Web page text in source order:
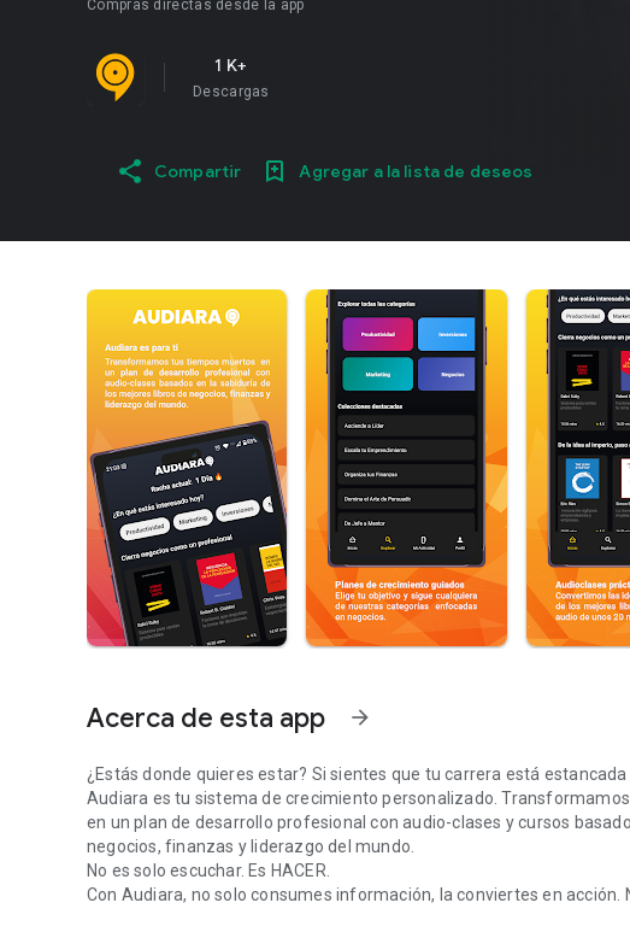
Compras directas desde la app
1 K+
Descargas
Compartir Agregar a la lista de deseos
Acerca de esta app arrow_forward
¿Estás donde quieres estar? Si sientes que tu carrera está
Audiara es tu sistema de crecimiento personalizado.
en un plan de desarrollo profesional con audio-clases y cursos
negocios, finanzas y liderazgo del mundo.
No es solo escuchar. Es HACER.
Con Audiara, no solo consumes información, la conviertes en